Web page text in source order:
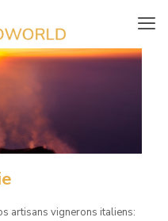
artisans vignerons italiens: